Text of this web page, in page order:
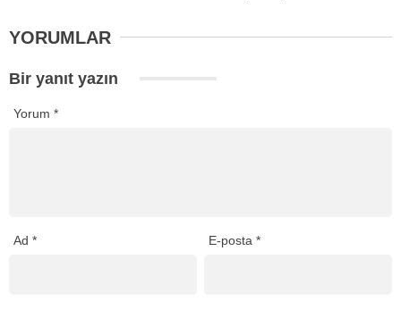
YORUMLAR
Bir yanıt yazın
Yorum *
Ad * E-posta*